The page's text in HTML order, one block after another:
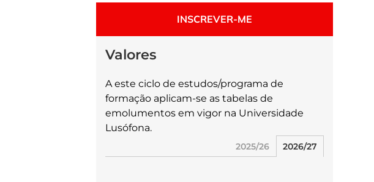
INSCREVER-ME
Valores
A este ciclo de estudos/programa de
formação aplicam-se as tabelas de
emolumentos em vigor na Universidade
Lusófona.
2025/26 2026/27